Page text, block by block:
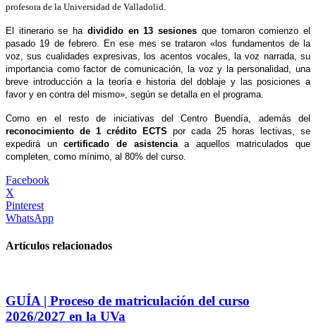
profesora de la Universidad de Valladolid
El itinerario se ha dividido en 13 sesiones que tomaron comienzo el
pasado 19 de febrero. En ese mes se trataron «los fundamentos de la
voz, sus cualidades expresivas, los acentos vocales, la voz narrada, su
importancia como factor de comunicación, la voz y la personalidad, una
breve introducción a la teoría e historia del doblaje y las posiciones a
favor y en contra del mismo», según se detalla en el programa.
Como en el resto de iniciativas del Centro Buendía, además del
reconocimiento de 1 crédito ECTS por cada 25 horas lectivas, se
expedirá uncertificado de asistenciaa aquellos matriculados que
completen, como mínimo, al 80% del curso.
Facebook
X
Pinterest
WhatsApp
Artículos relacionados
GUÍA | Proceso de matriculación del curso
2026/2027 en la UVa